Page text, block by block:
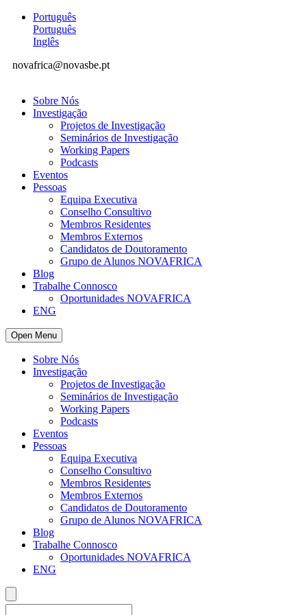
Português
Português
Inglês
novafrica@novasbe.pt
Sobre Nós
Investigação
Projetos de Investigação
Seminários de Investigação
Working Papers
Podcasts
Eventos
Pessoas
Equipa Executiva
Conselho Consultivo
Membros Residentes
Membros Externos
Candidatos de Doutoramento
Grupo de Alunos NOVAFRICA
Blog
Trabalhe Connosco
Oportunidades NOVAFRICA
ENG
Open Menu
Sobre Nós
Investigação
Projetos de Investigação
Seminários de Investigação
Working Papers
Podcasts
Eventos
Pessoas
Equipa Executiva
Conselho Consultivo
Membros Residentes
Membros Externos
Candidatos de Doutoramento
Grupo de Alunos NOVAFRICA
Blog
Trabalhe Connosco
Oportunidades NOVAFRICA
ENG